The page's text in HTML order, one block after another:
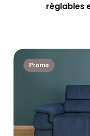
réglables
Promo